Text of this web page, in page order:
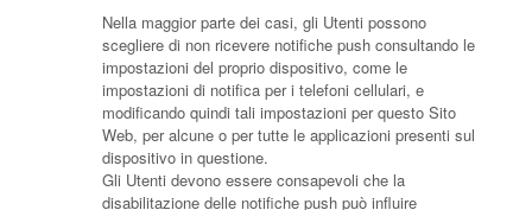
Nella maggior parte dei casi, gli Utenti possono
scegliere di non ricevere notifiche push consultando le
impostazioni del proprio dispositivo, come le
impostazioni di notifica per i telefoni cellulari, e
modificando quindi tali impostazioni per questo Sito
Web, per alcune o per tutte le applicazioni presenti sul
dispositivo in questione.
Gli Utenti devono essere consapevoli che la
disabilitazione delle notifiche push può influire